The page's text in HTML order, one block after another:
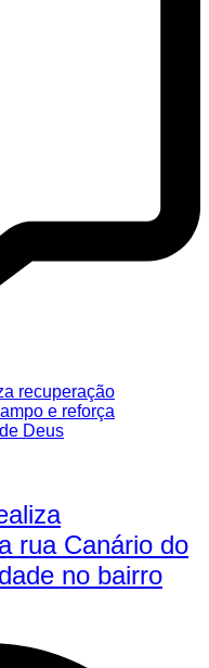
rua Canário do
no bairro